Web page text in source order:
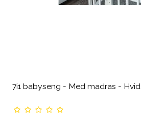
7i1 babyseng - Med madras - Hvid